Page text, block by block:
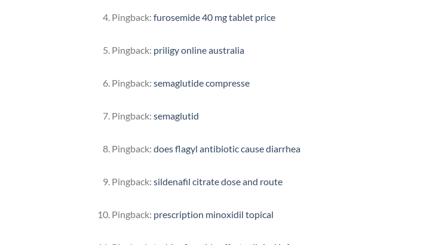
Pingback: furosemide 40 mg tablet price
Pingback: priligy online australia
Pingback: semaglutide compresse
Pingback: semaglutid
Pingback: does flagyl antibiotic cause diarrhea
Pingback: sildenafil citrate dose and route
Pingback: prescription minoxidil topical